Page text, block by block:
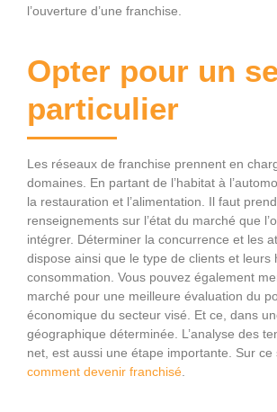
l’ouverture d’une franchise.
Opter pour un
particulier
Les réseaux de franchise prennent en
domaines. En partant de l’habitat à
la restauration et l’alimentation. Il faut
renseignements sur l’état du marché que
intégrer. Déterminer la concurrence et les
dispose ainsi que le type de clients et leurs
consommation. Vous pouvez également
marché pour une meilleure évaluation du
économique du secteur visé. Et ce, dans
géographique déterminée. L’analyse des
net, est aussi une étape importante. Sur ce
comment devenir franchisé